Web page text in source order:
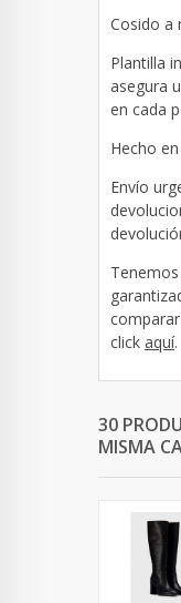
Cosido a
Plantilla
asegura
en cada
Hecho
Envío
click aquí.
30
MISMA